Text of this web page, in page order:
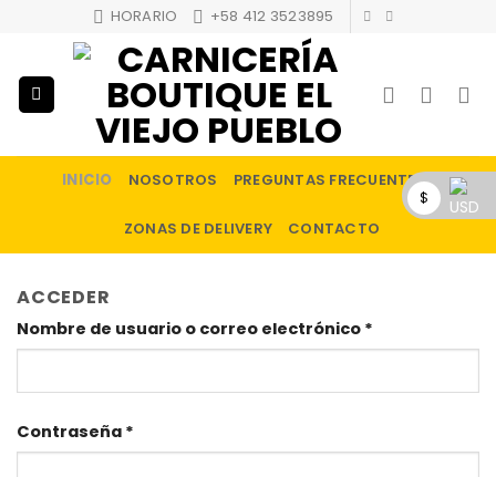
content
HORARIO +58 412 3523895
INICIO NOSOTROS PREGUNTAS FRECUENTES
ZONAS DE DELIVERY CONTACTO
ACCEDER
Nombre de usuario o correo electrónico *
Contraseña *
$